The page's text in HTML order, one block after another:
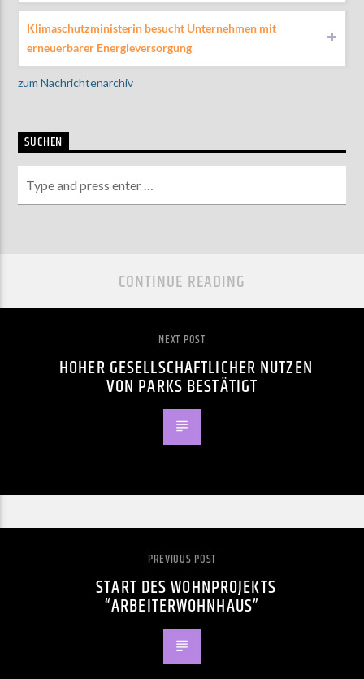
Klimaschutzministerin besucht Unternehmen mit
erneuerbarer Energieversorgung
zum Nachrichtenarchiv
SUCHEN
CONTINUE READING
NEXT POST
HOHER GESELLSCHAFTLICHER NUTZEN
VON PARKS BESTÄTIGT
PREVIOUS POST
START DES WOHNPROJEKTS
“ARBEITERWOHNHAUS”